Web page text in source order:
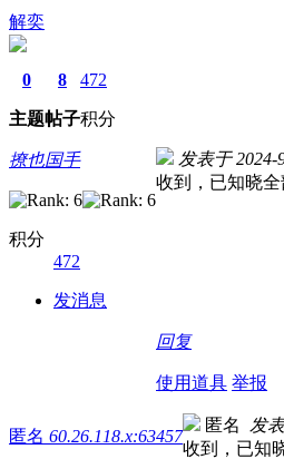
解奕
0
主题
8
帖子
472
积分
撩也国手
积分
472
发消息
发表于 2024-
收到，已知晓
回复
使用道具 举报
匿名 60.26.118.x:63457
匿名 发
收到，已知